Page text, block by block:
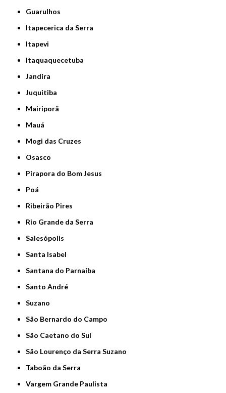
Guarulhos
Itapecerica da Serra
Itapevi
Itaquaquecetuba
Jandira
Juquitiba
Mairiporã
Mauá
Mogi das Cruzes
Osasco
Pirapora do Bom Jesus
Poá
Ribeirão Pires
Rio Grande da Serra
Salesópolis
Santa Isabel
Santana do Parnaíba
Santo André
Suzano
São Bernardo do Campo
São Caetano do Sul
São Lourenço da Serra Suzano
Taboão da Serra
Vargem Grande Paulista